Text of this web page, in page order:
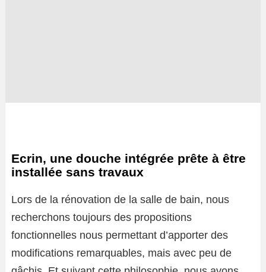
Ecrin, une douche intégrée prête à être
installée sans travaux
Lors de la rénovation de la salle de bain, nous
recherchons toujours des propositions
fonctionnelles nous permettant d’apporter des
modifications remarquables, mais avec peu de